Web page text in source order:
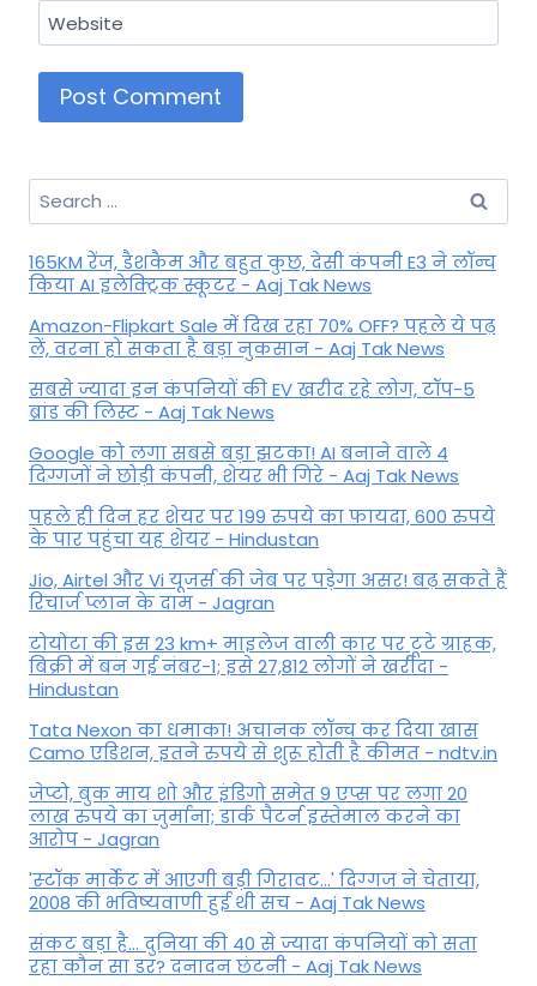
Website
Search
for:
165KM रेंज, डैशकैम और बहुत कुछ, देसी कंपनी E3 ने लॉन्च
किया AI इलेक्ट्रिक स्कूटर - Aaj Tak News
Amazon-Flipkart Sale में दिख रहा 70% OFF? पहले ये पढ़
लें, वरना हो सकता है बड़ा नुकसान - Aaj Tak News
सबसे ज्यादा इन कंपनियों की EV खरीद रहे लोग, टॉप-5
ब्रांड की लिस्ट - Aaj Tak News
Google को लगा सबसे बड़ा झटका! AI बनाने वाले 4
दिग्गजों ने छोड़ी कंपनी, शेयर भी गिरे - Aaj Tak News
पहले ही दिन हर शेयर पर 199 रुपये का फायदा, 600 रुपये
के पार पहुंचा यह शेयर - Hindustan
Jio, Airtel और Vi यूजर्स की जेब पर पड़ेगा असर! बढ़ सकते हैं
रिचार्ज प्लान के दाम - Jagran
टोयोटा की इस 23 km+ माइलेज वाली कार पर टूटे ग्राहक,
बिक्री में बन गई नंबर-1; इसे 27,812 लोगों ने खरीदा -
Hindustan
Tata Nexon का धमाका! अचानक लॉन्च कर दिया खास
Camo एडिशन, इतने रुपये से शुरू होती है कीमत - ndtv.in
जेप्टो, बुक माय शो और इंडिगो समेत 9 एप्स पर लगा 20
लाख रुपये का जुर्माना; डार्क पैटर्न इस्तेमाल करने का
आरोप - Jagran
'स्‍टॉक मार्केट में आएगी बड़ी गिरावट...' दिग्‍गज ने चेताया,
2008 की भविष्यवाणी हुई थी सच - Aaj Tak News
संकट बड़ा है... दुनिया की 40 से ज्यादा कंपनियों को सता
रहा कौन सा डर? दनादन छंटनी - Aaj Tak News